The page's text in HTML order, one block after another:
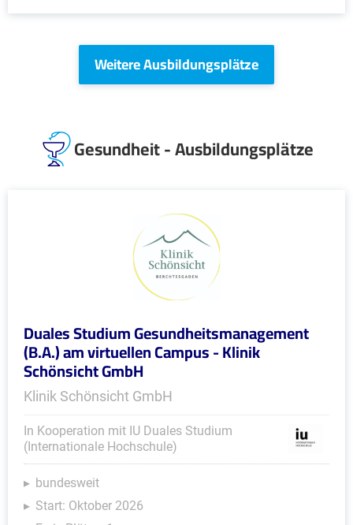
Weitere Ausbildungsplätze
Gesundheit - Ausbildungsplätze
Duales Studium Gesundheitsmanagement
(B.A.) am virtuellen Campus - Klinik
Schönsicht GmbH
Klinik Schönsicht GmbH
In Kooperation mit IU Duales Studium
(Internationale Hochschule)
bundesweit
Start: Oktober 2026